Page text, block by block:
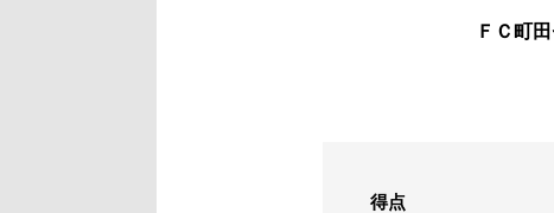
ＦＣ町
得点